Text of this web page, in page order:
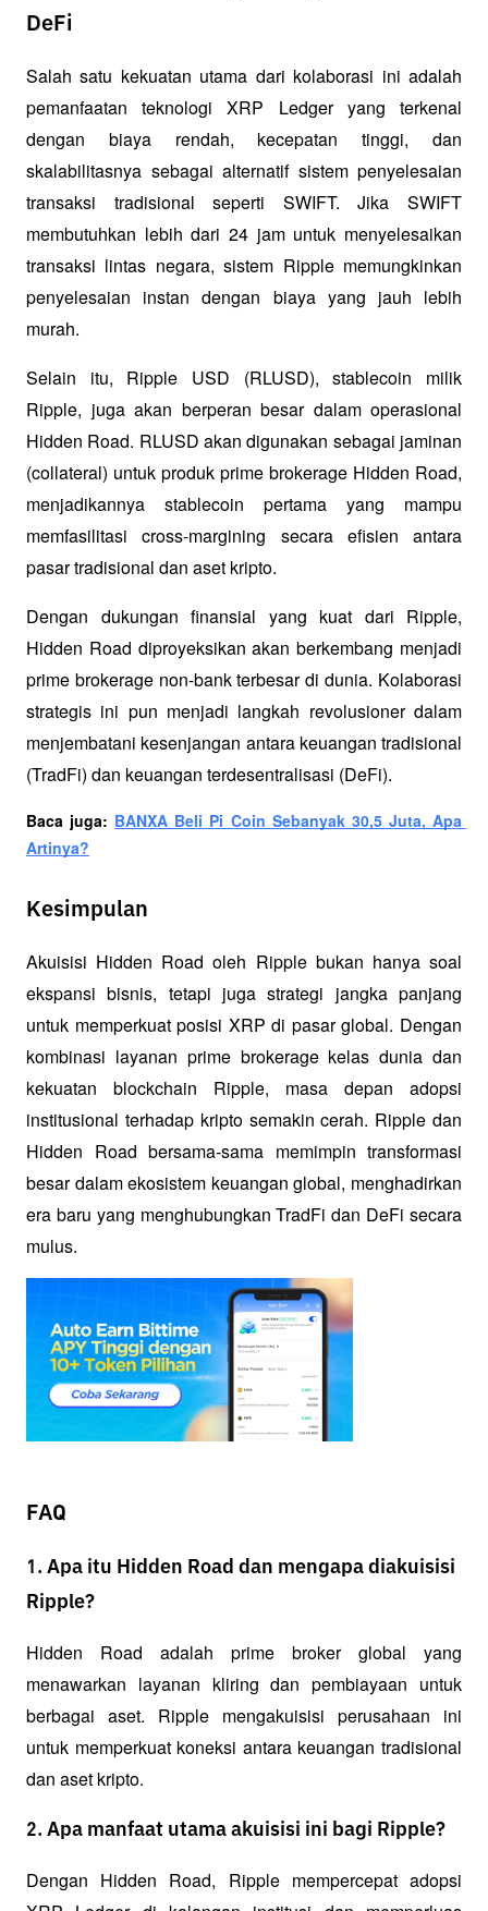
DeFi
Salah satu kekuatan utama dari kolaborasi ini adalah
pemanfaatan teknologi XRP Ledger yang terkenal
dengan biaya rendah, kecepatan tinggi, dan
skalabilitasnya sebagai alternatif sistem penyelesaian
transaksi tradisional seperti SWIFT. Jika SWIFT
membutuhkan lebih dari 24 jam untuk menyelesaikan
transaksi lintas negara, sistem Ripple memungkinkan
penyelesaian instan dengan biaya yang jauh lebih
murah.
Selain itu, Ripple USD (RLUSD), stablecoin milik
Ripple, juga akan berperan besar dalam operasional
Hidden Road. RLUSD akan digunakan sebagai jaminan
(collateral) untuk produk prime brokerage Hidden Road,
menjadikannya stablecoin pertama yang mampu
memfasilitasi cross-margining secara efisien antara
pasar tradisional dan aset kripto.
Dengan dukungan finansial yang kuat dari Ripple,
Hidden Road diproyeksikan akan berkembang menjadi
prime brokerage non-bank terbesar di dunia. Kolaborasi
strategis ini pun menjadi langkah revolusioner dalam
menjembatani kesenjangan antara keuangan tradisional
(TradFi) dan keuangan terdesentralisasi (DeFi).
Baca juga: BANXA Beli Pi Coin Sebanyak 30,5 Juta, Apa
Artinya?
Kesimpulan
Akuisisi Hidden Road oleh Ripple bukan hanya soal
ekspansi bisnis, tetapi juga strategi jangka panjang
untuk memperkuat posisi XRP di pasar global. Dengan
kombinasi layanan prime brokerage kelas dunia dan
kekuatan blockchain Ripple, masa depan adopsi
institusional terhadap kripto semakin cerah. Ripple dan
Hidden Road bersama-sama memimpin transformasi
besar dalam ekosistem keuangan global, menghadirkan
era baru yang menghubungkan TradFi dan DeFi secara
mulus.
FAQ
1. Apa itu Hidden Road dan mengapa diakuisisi
Ripple?
Hidden Road adalah prime broker global yang
menawarkan layanan kliring dan pembiayaan untuk
berbagai aset. Ripple mengakuisisi perusahaan ini
untuk memperkuat koneksi antara keuangan tradisional
dan aset kripto.
2. Apa manfaat utama akuisisi ini bagi Ripple?
Dengan Hidden Road, Ripple mempercepat adopsi